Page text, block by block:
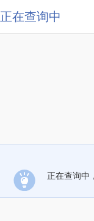
正在查询中
正在查询中